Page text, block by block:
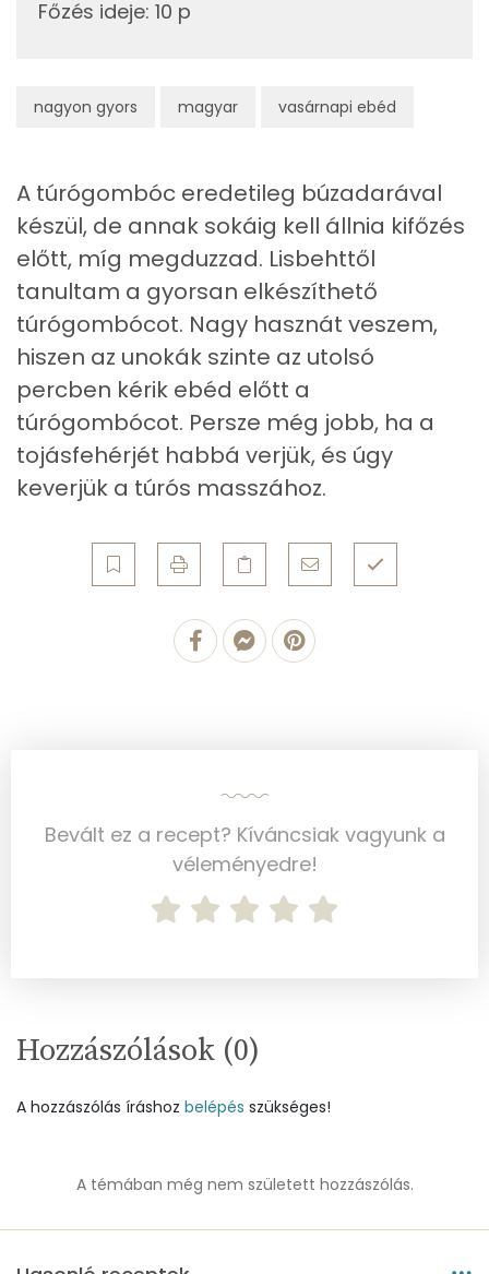
nagyon gyors magyar vasárnapi ebéd
Telített zsírsav
21 g
Többszörösen telítetlen zsírsav
4 g
Koleszterin
253 mg
Ásványi anyagok
Összesen
1750.8 g
Cink
327 mg
Szelén
49 mg
Vas
253 mg
Mangán
11 mg
Élelmi rost
Víz
Vitaminok
Főzés ideje: 10 p
A túrógombóc eredetileg búzadarával
készül, de annak sokáig kell állnia kifőzés
előtt, míg megduzzad. Lisbehttől
tanultam a gyorsan elkészíthető
túrógombócot. Nagy hasznát veszem,
hiszen az unokák szinte az utolsó
percben kérik ebéd előtt a
túrógombócot. Persze még jobb, ha a
tojásfehérjét habbá verjük, és úgy
keverjük a túrós masszához.
Bevált ez a recept? Kíváncsiak vagyunk a
véleményedre!
Hozzászólások (0)
A hozzászólás íráshoz belépés szükséges!
A témában még nem született hozzászólás.